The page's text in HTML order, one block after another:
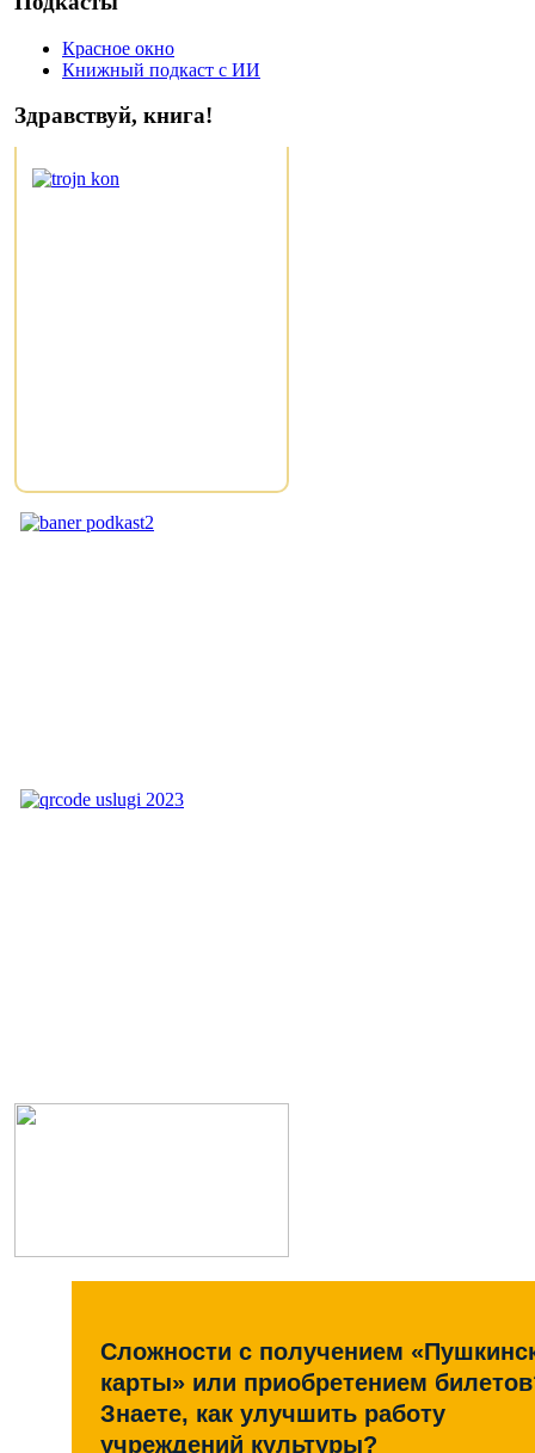
Красное окно
Книжный подкаст с ИИ
Здравствуй, книга!
Сложности с получением
карты» или приобретением
Знаете, как улучшить работу
учреждений культуры?